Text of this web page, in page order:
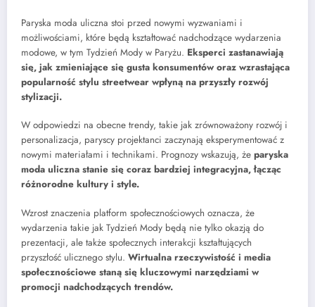
Paryska moda uliczna stoi przed nowymi wyzwaniami i
możliwościami, które będą kształtować nadchodzące wydarzenia
modowe, w tym Tydzień Mody w Paryżu. Eksperci zastanawiają
się, jak zmieniające się gusta konsumentów oraz wzrastająca
popularność stylu streetwear wpłyną na przyszły rozwój
stylizacji.
W odpowiedzi na obecne trendy, takie jak zrównoważony rozwój i
personalizacja, paryscy projektanci zaczynają eksperymentować z
nowymi materiałami i technikami. Prognozy wskazują, że paryska
moda uliczna stanie się coraz bardziej integracyjna, łącząc
różnorodne kultury i style.
Wzrost znaczenia platform społecznościowych oznacza, że
wydarzenia takie jak Tydzień Mody będą nie tylko okazją do
prezentacji, ale także społecznych interakcji kształtujących
przyszłość ulicznego stylu. Wirtualna rzeczywistość i media
społecznościowe staną się kluczowymi narzędziami w
promocji nadchodzących trendów.